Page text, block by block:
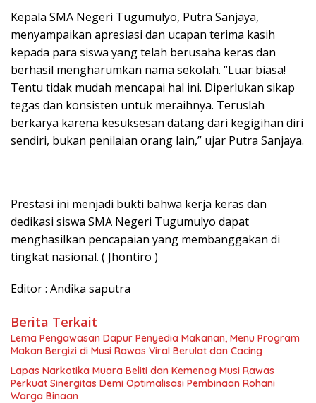
Kepala SMA Negeri Tugumulyo, Putra Sanjaya,
menyampaikan apresiasi dan ucapan terima kasih
kepada para siswa yang telah berusaha keras dan
berhasil mengharumkan nama sekolah. “Luar biasa!
Tentu tidak mudah mencapai hal ini. Diperlukan sikap
tegas dan konsisten untuk meraihnya. Teruslah
berkarya karena kesuksesan datang dari kegigihan diri
sendiri, bukan penilaian orang lain,” ujar Putra Sanjaya.
Prestasi ini menjadi bukti bahwa kerja keras dan
dedikasi siswa SMA Negeri Tugumulyo dapat
menghasilkan pencapaian yang membanggakan di
tingkat nasional. ( Jhontiro )
Editor : Andika saputra
Berita Terkait
Lema Pengawasan Dapur Penyedia Makanan, Menu Program
Makan Bergizi di Musi Rawas Viral Berulat dan Cacing
Lapas Narkotika Muara Beliti dan Kemenag Musi Rawas
Perkuat Sinergitas Demi Optimalisasi Pembinaan Rohani
Warga Binaan